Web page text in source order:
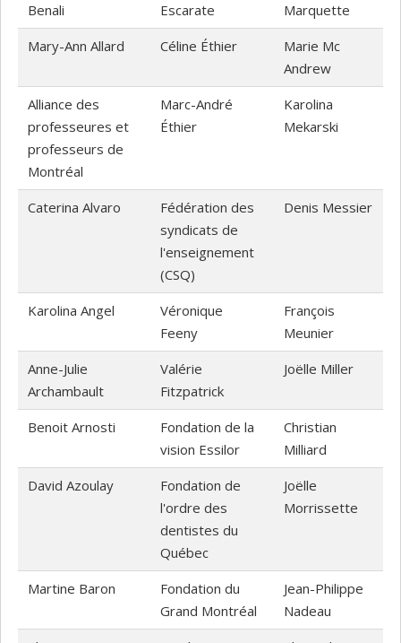
Benali
Escarate
Marquette
Mary-Ann Allard
Céline Éthier
Marie Mc
Andrew
Alliance des
professeures et
professeurs de
Montréal
Marc-André
Éthier
Karolina
Mekarski
Caterina Alvaro
Fédération des
syndicats de
l'enseignement
(CSQ)
Denis Messier
Karolina Angel
Véronique
Feeny
François
Meunier
Anne-Julie
Archambault
Valérie
Fitzpatrick
Joëlle Miller
Benoit Arnosti
Fondation de la
vision Essilor
Christian
Milliard
David Azoulay
Fondation de
l'ordre des
dentistes du
Québec
Joëlle
Morrissette
Martine Baron
Fondation du
Grand Montréal
Jean-Philippe
Nadeau